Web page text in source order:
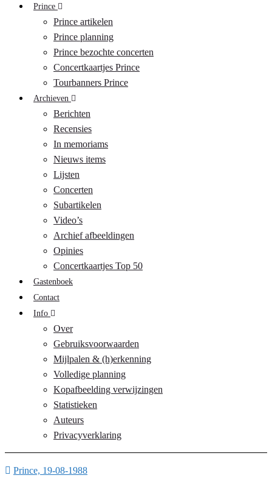
Prince
Prince artikelen
Prince planning
Prince bezochte concerten
Concertkaartjes Prince
Tourbanners Prince
Archieven
Berichten
Recensies
In memoriams
Nieuws items
Lijsten
Concerten
Subartikelen
Video’s
Archief afbeeldingen
Opinies
Concertkaartjes Top 50
Gastenboek
Contact
Info
Over
Gebruiksvoorwaarden
Mijlpalen & (h)erkenning
Volledige planning
Kopafbeelding verwijzingen
Statistieken
Auteurs
Privacyverklaring
Prince, 19-08-1988